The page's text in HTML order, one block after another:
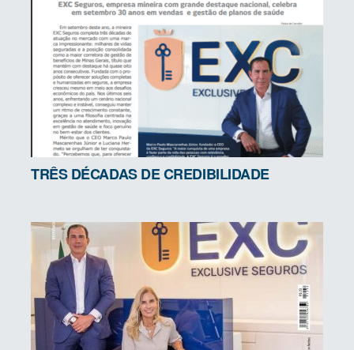
TRÊS DÉCADAS DE CREDIBILIDADE